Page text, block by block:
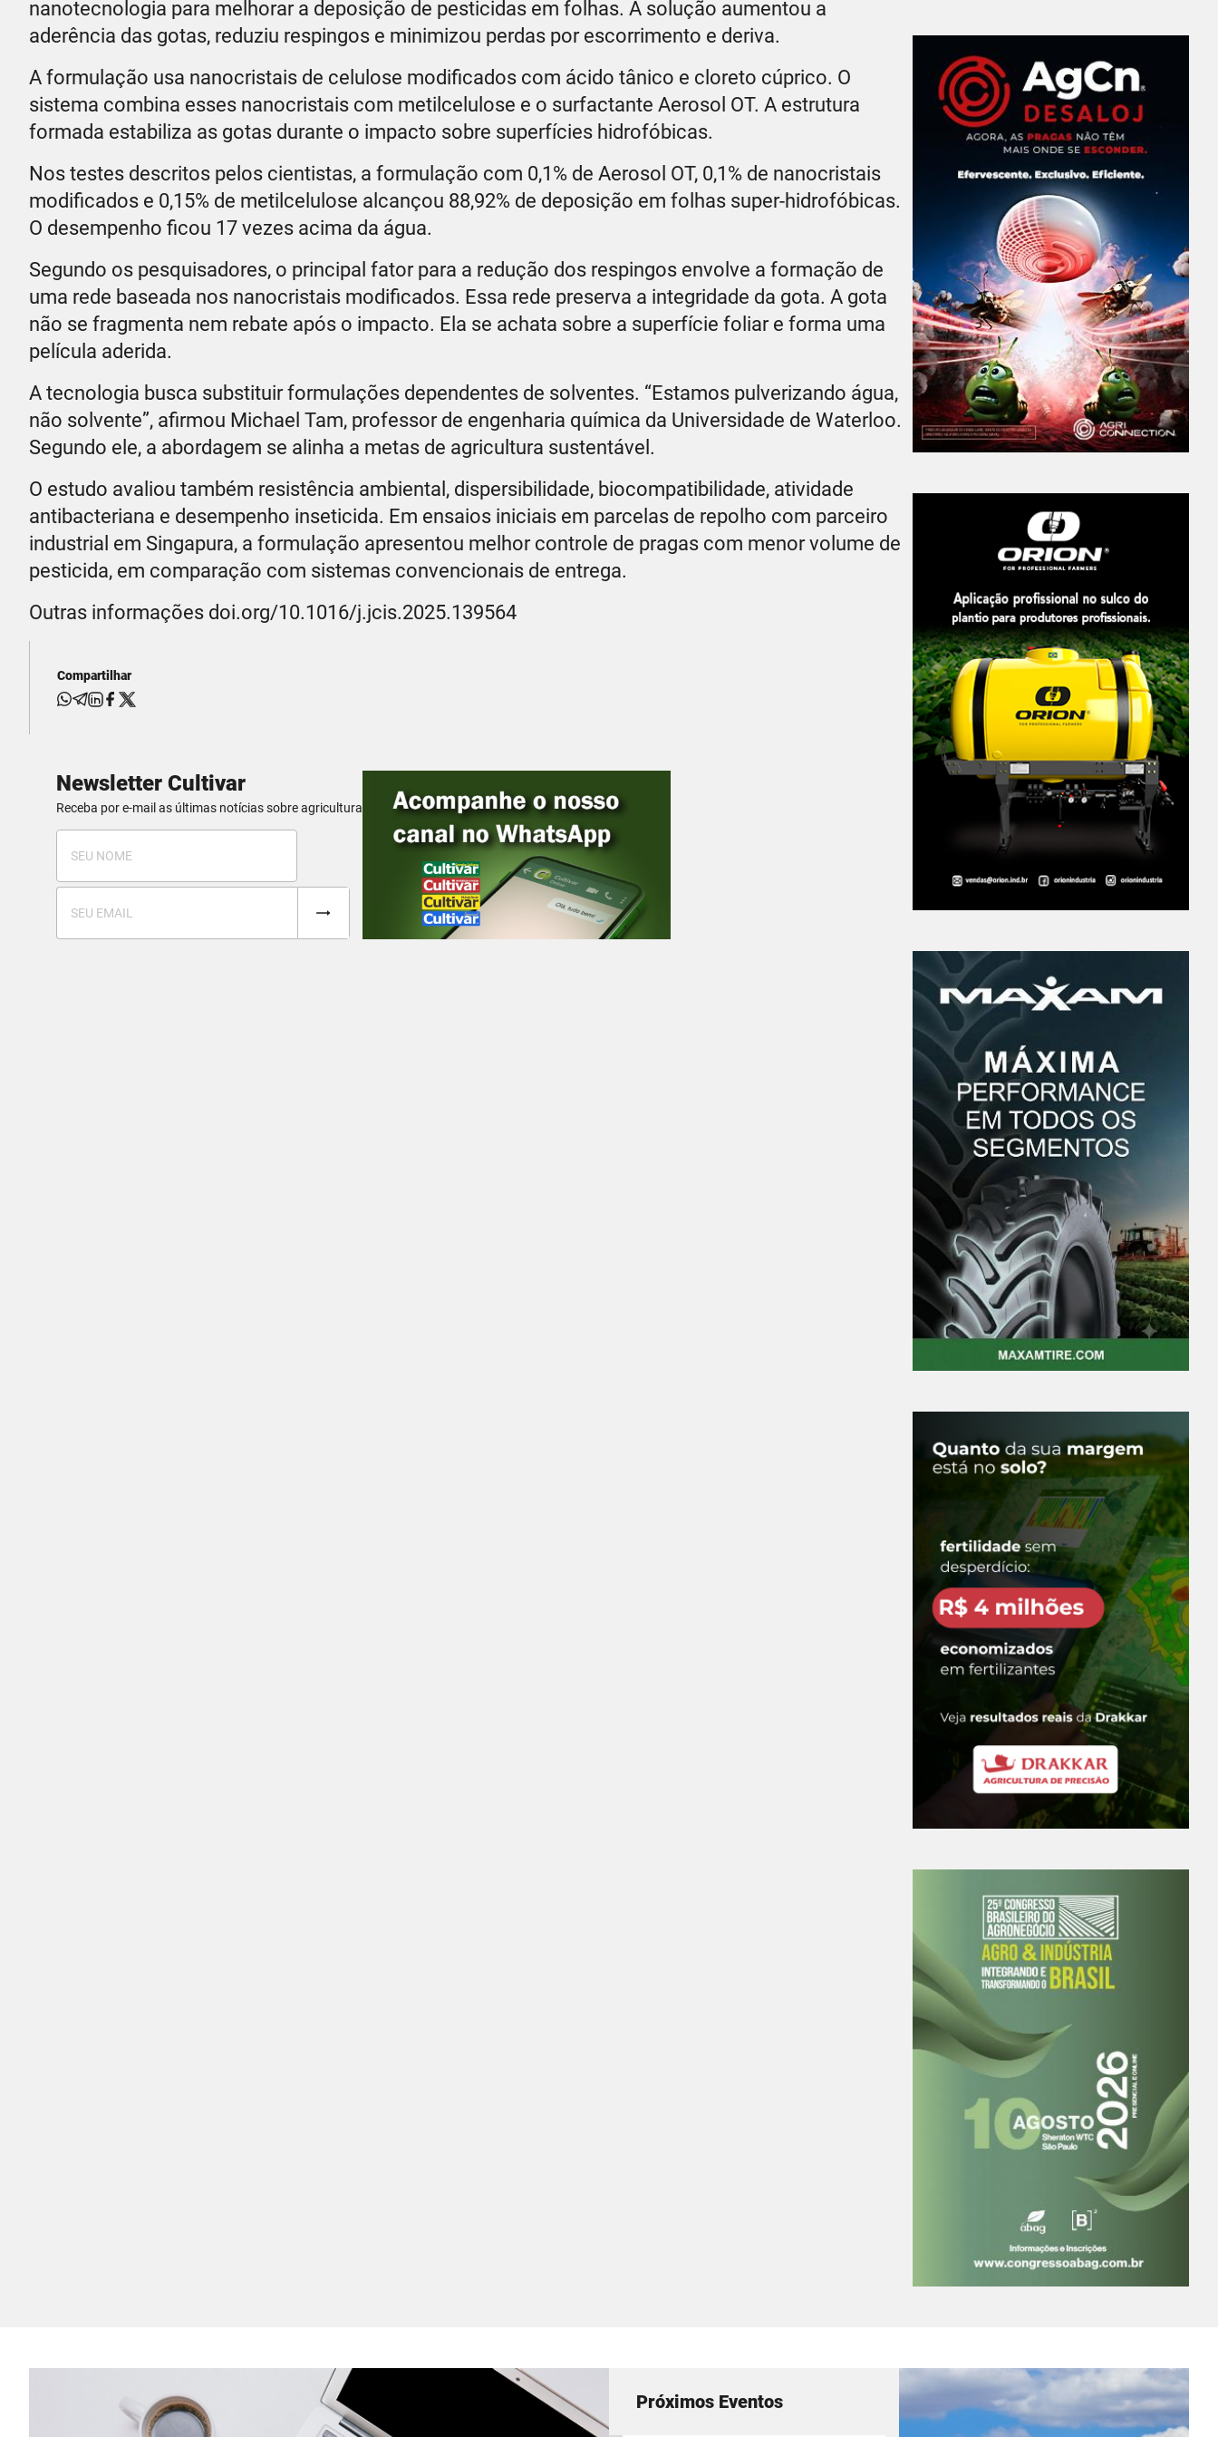
nanotecnologia para melhorar a deposição de pesticidas em folhas. A solução aumentou a
aderência das gotas, reduziu respingos e minimizou perdas por escorrimento e deriva.
A formulação usa nanocristais de celulose modificados com ácido tânico e cloreto cúprico. O
sistema combina esses nanocristais com metilcelulose e o surfactante Aerosol OT. A estrutura
formada estabiliza as gotas durante o impacto sobre superfícies hidrofóbicas.
Nos testes descritos pelos cientistas, a formulação com 0,1% de Aerosol OT, 0,1% de nanocristais
modificados e 0,15% de metilcelulose alcançou 88,92% de deposição em folhas super-hidrofóbicas.
O desempenho ficou 17 vezes acima da água.
Segundo os pesquisadores, o principal fator para a redução dos respingos envolve a formação de
uma rede baseada nos nanocristais modificados. Essa rede preserva a integridade da gota. A gota
não se fragmenta nem rebate após o impacto. Ela se achata sobre a superfície foliar e forma uma
película aderida.
A tecnologia busca substituir formulações dependentes de solventes. “Estamos pulverizando água,
não solvente”, afirmou Michael Tam, professor de engenharia química da Universidade de Waterloo.
Segundo ele, a abordagem se alinha a metas de agricultura sustentável.
O estudo avaliou também resistência ambiental, dispersibilidade, biocompatibilidade, atividade
antibacteriana e desempenho inseticida. Em ensaios iniciais em parcelas de repolho com parceiro
industrial em Singapura, a formulação apresentou melhor controle de pragas com menor volume de
pesticida, em comparação com sistemas convencionais de entrega.
Outras informações doi.org/10.1016/j.jcis.2025.139564
Compartilhar
Newsletter Cultivar
Receba por e-mail as últimas notícias sobre agricultura
Próximos Eventos